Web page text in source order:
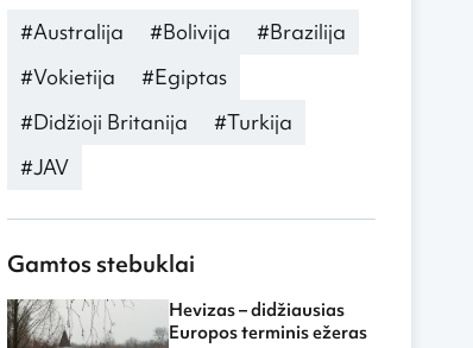
#Australija #Bolivija
#Brazilija
#Vokietija
#Egiptas
#Didžioji Britanija
#Turkija
#JAV
Gamtos stebuklai
Hevizas – didžiausias
Europos terminis ežeras